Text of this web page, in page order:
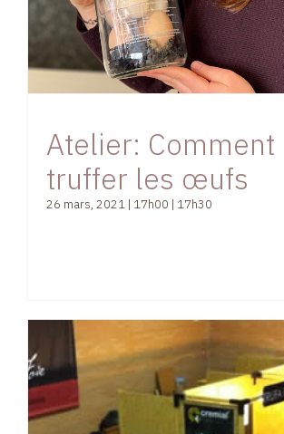
Atelier: Comment
truffer les œufs
26 mars, 2021 | 17h00 | 17h30